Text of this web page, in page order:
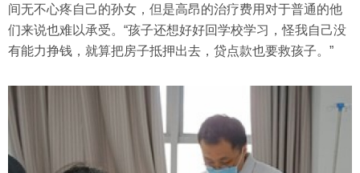
间无不心疼自己的孙女，但是高昂的治疗费用对于普通的他
们来说也难以承受。“孩子还想好好回学校学习，怪我自己没
有能力挣钱，就算把房子抵押出去，贷点款也要救孩子。”